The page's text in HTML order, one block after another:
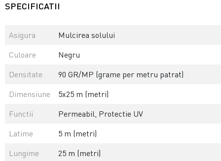
SPECIFICATII
Asigura
Mulcirea solului
Culoare
Negru
Densitate
90 GR/MP (grame per metru patrat)
Dimensiune
5x25 m (metri)
Functii
Permeabil, Protectie UV
Latime
5 m (metri)
Lungime
25 m (metri)